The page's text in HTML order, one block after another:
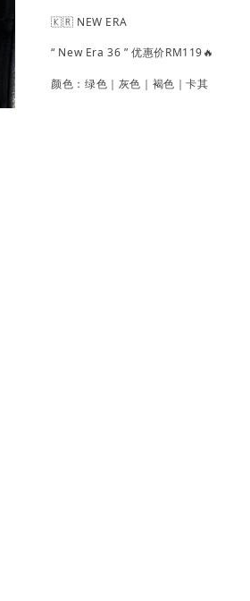
🇰🇷 NEW ERA
“ New Era 36 ” 优惠价RM119🔥
颜色：绿色｜灰色｜褐色｜卡其